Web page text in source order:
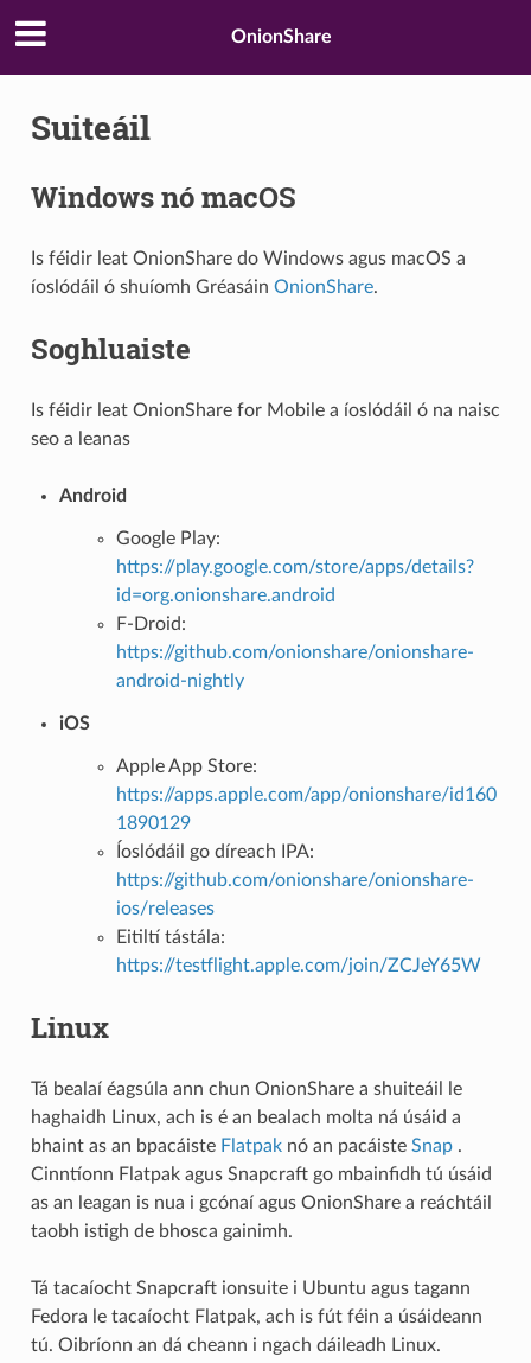
OnionShare
Suiteáil
Windows nó macOS
Is féidir leat OnionShare do Windows agus macOS a
íoslódáil ó shuíomh Gréasáin OnionShare.
Soghluaiste
Is féidir leat OnionShare for Mobile a íoslódáil ó na naisc
seo a leanas
Android
Google Play:
https://play.google.com/store/apps/details?
id=org.onionshare.android
F-Droid:
https://github.com/onionshare/onionshare-
android-nightly
iOS
Apple App Store:
https://apps.apple.com/app/onionshare/id160
1890129
Íoslódáil go díreach IPA:
https://github.com/onionshare/onionshare-
ios/releases
Eitiltí tástála:
https://testflight.apple.com/join/ZCJeY65W
Linux
Tá bealaí éagsúla ann chun OnionShare a shuiteáil le
haghaidh Linux, ach is é an bealach molta ná úsáid a
bhaint as an bpacáiste Flatpaknó an pacáiste Snap.
Cinntíonn Flatpak agus Snapcraft go mbainfidh tú úsáid
as an leagan is nua i gcónaí agus OnionShare a reáchtáil
taobh istigh de bhosca gainimh.
Tá tacaíocht Snapcraft ionsuite i Ubuntu agus tagann
Fedora le tacaíocht Flatpak, ach is fút féin a úsáideann
tú. Oibríonn an dá cheann i ngach dáileadh Linux.